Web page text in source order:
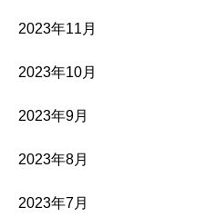
2023年11月
2023年10月
2023年9月
2023年8月
2023年7月